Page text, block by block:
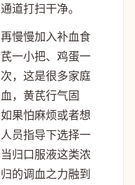
道打扫干净。
慢慢加入补血食
一小把、鸡蛋一
，这是很多家庭
，黄芪行气固
果怕麻烦或者想
员指导下选择一
归口服液这类浓
的调血之力融到